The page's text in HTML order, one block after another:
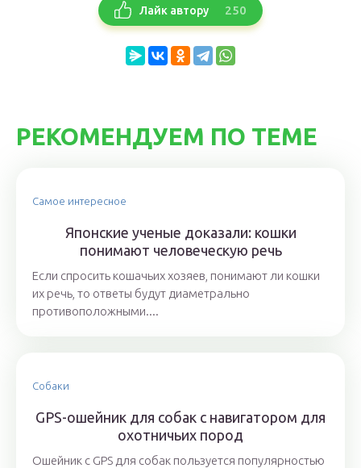
Лайк автору 250
РЕКОМЕНДУЕМ ПО ТЕМЕ
Самое интересное
Японские ученые доказали: кошки
понимают человеческую речь
Если спросить кошачьих хозяев, понимают ли кошки
их речь, то ответы будут диаметрально
противоположными....
Собаки
GPS-ошейник для собак с навигатором для
охотничьих пород
Ошейник с GPS для собак пользуется популярностью